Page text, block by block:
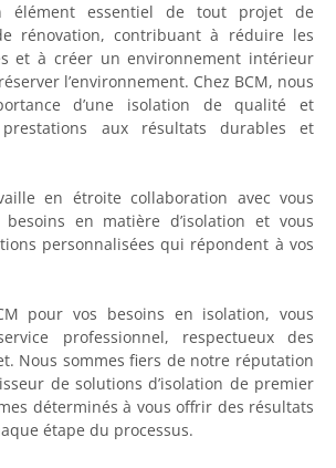
élément essentiel de tout projet de
rénovation, contribuant à réduire les
et à créer un environnement intérieur
l’environnement. Chez BCM, nous
d’une isolation de qualité et
aux résultats durables et
en étroite collaboration avec vous
en matière d’isolation et vous
personnalisées qui répondent à vos
pour vos besoins en isolation, vous
professionnel, respectueux des
Nous sommes fiers de notre réputation
de solutions d’isolation de premier
déterminés à vous offrir des résultats
étape du processus.